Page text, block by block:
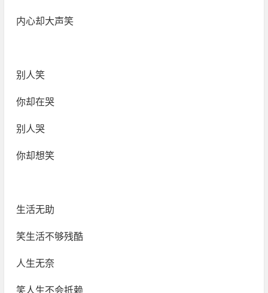
内心却大声笑
别人笑
你却在哭
别人哭
你却想笑
生活无助
笑生活不够残酷
人生无奈
笑人生不会抵赖